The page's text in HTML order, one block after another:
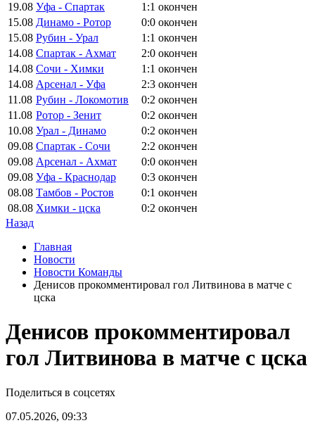
19.08 Уфа - Спартак 1:1 окончен
15.08 Динамо - Ротор 0:0 окончен
15.08 Рубин - Урал 1:1 окончен
14.08 Спартак - Ахмат 2:0 окончен
14.08 Сочи - Химки 1:1 окончен
14.08 Арсенал - Уфа 2:3 окончен
11.08 Рубин - Локомотив 0:2 окончен
11.08 Ротор - Зенит 0:2 окончен
10.08 Урал - Динамо 0:2 окончен
09.08 Спартак - Сочи 2:2 окончен
09.08 Арсенал - Ахмат 0:0 окончен
09.08 Уфа - Краснодар 0:3 окончен
08.08 Тамбов - Ростов 0:1 окончен
08.08 Химки - цска 0:2 окончен
Назад
Главная
Новости
Новости Команды
Денисов прокомментировал гол Литвинова в матче с
цска
Денисов прокомментировал
гол Литвинова в матче с цска
Поделиться в соцсетях
07.05.2026, 09:33